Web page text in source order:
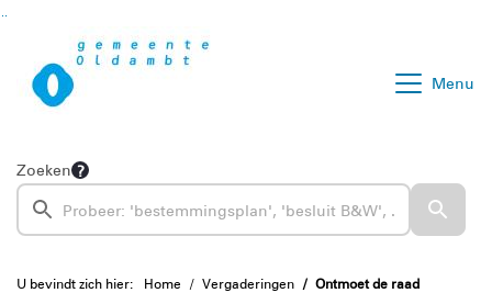
Menu
Zoeken
U bevindt zich hier: Home Vergaderingen Ontmoet de raad